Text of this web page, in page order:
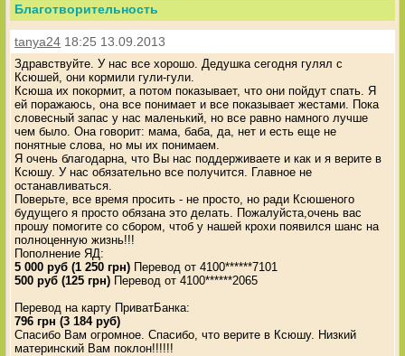
Благотворительность
tanya24 18:25 13.09.2013
Здравствуйте. У нас все хорошо. Дедушка сегодня гулял с
Ксюшей, они кормили гули-гули.
Ксюша их покормит, а потом показывает, что они пойдут спать. Я
ей поражаюсь, она все понимает и все показывает жестами. Пока
словесный запас у нас маленький, но все равно намного лучше
чем было. Она говорит: мама, баба, да, нет и есть еще не
понятные слова, но мы их понимаем.
Я очень благодарна, что Вы нас поддерживаете и как и я верите в
Ксюшу. У нас обязательно все получится. Главное не
останавливаться.
Поверьте, все время просить - не просто, но ради Ксюшеного
будущего я просто обязана это делать. Пожалуйста,очень вас
прошу помогите со сбором, чтоб у нашей крохи появился шанс на
полноценную жизнь!!!
Пополнение ЯД:
5 000 руб (1 250 грн) Перевод от 4100******7101
500 руб (125 грн) Перевод от 4100******2065
Перевод на карту ПриватБанка:
796 грн (3 184 руб)
Спасибо Вам огромное. Спасибо, что верите в Ксюшу. Низкий
материнский Вам поклон!!!!!!